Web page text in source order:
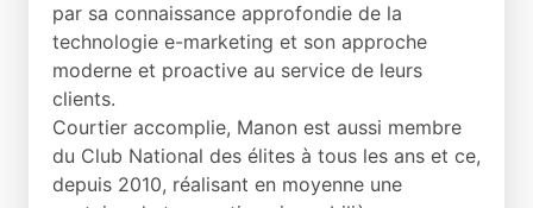
par sa connaissance approfondie de la
technologie e-marketing et son approche
moderne et proactive au service de leurs
clients.
Courtier accomplie, Manon est aussi membre
du Club National des élites à tous les ans et ce,
depuis 2010, réalisant en moyenne une